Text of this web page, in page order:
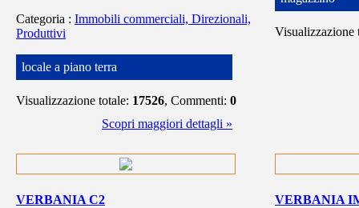
Categoria : Immobili commerciali, Direzionali,
Produttivi
locale a piano terra
Visualizzazione totale: 17526, Commenti: 0
Scopri maggiori dettagli »
Visualizzazione
VERBANIA C2 VERBANIA